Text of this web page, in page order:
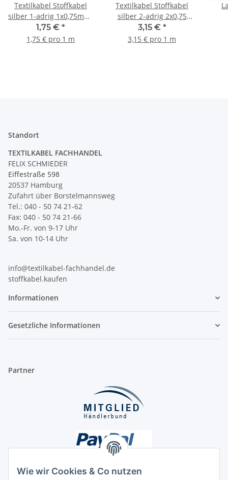
Wie wir Cookies & Co nutzen
Textilkabel Stoffkabel
silber 1-adrig 1x0,75mm²
Einzeladerleitung
1,75 € *
1,75 € pro 1 m
Textilkabel Stoffkabel
silber 2-adrig 2x0,75
Zug-Pendelleitung
S03RT-F
3,15 € *
3,15 € pro 1 m
Standort
TEXTILKABEL FACHHANDEL
FELIX SCHMIEDER
Eiffestraße 598
20537 Hamburg
Zufahrt über Borstelmannsweg
Tel.: 040 - 50 74 21-62
Fax: 040 - 50 74 21-66
Mo.-Fr. von 9-17 Uhr
Sa. von 10-14 Uhr
info@textilkabel-fachhandel.de
stoffkabel.kaufen
Informationen
Gesetzliche Informationen
Partner